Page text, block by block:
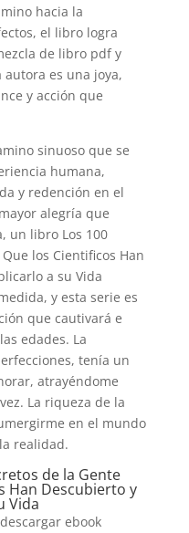
hacia la
el libro logra
de libro pdf y
es una joya,
y acción que
sinuoso que se
humana,
y redención en el
alegría que
un libro Los 100
los Cientificos Han
a su Vida
y esta serie es
que cautivará e
edades. La
tenía un
atrayéndome
La riqueza de la
en el mundo
realidad.
de la Gente
Han Descubierto y
Vida
ebook